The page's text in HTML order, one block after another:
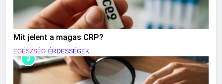
Mit jelent a magas CRP?
EGÉSZSÉG ÉRDESSÉGEK
3